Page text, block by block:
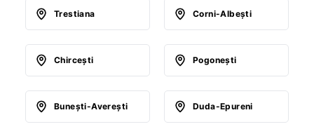
Trestiana Corni-Albeşti
Chirceşti Pogoneşti
Buneşti-Avereşti Duda-Epureni